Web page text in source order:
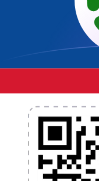
παγκόσμιες
συναλλάγματος.
ειδοποιήσεις
εξωτερικό χωρίς